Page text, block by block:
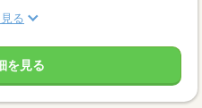
る
を見る